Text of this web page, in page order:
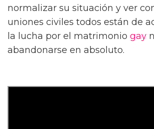
normalizar su situación y ver
uniones civiles todos están de
la lucha por el matrimonio gay
abandonarse en absoluto.